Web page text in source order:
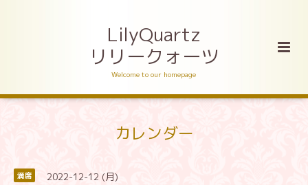
LilyQuartz
リリークォーツ
Welcome to our homepage
カレンダー
満席 2022-12-12 (月)